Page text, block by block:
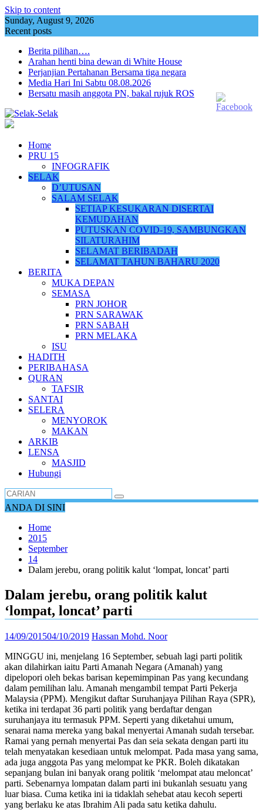
Skip to content
Sunday, August 9, 2026
Recent posts
Berita pilihan….
Arahan henti bina dewan di White House
Perjanjian Pertahanan Bersama tiga negara
Media Hari Ini Sabtu 08.08.2026
Bersatu masih anggota PN, bakal rujuk ROS
Home
PRU 15
INFOGRAFIK
SELAK
D’UTUSAN
SALAM SELAK
SETIAP KESUKARAN DISERTAI
KEMUDAHAN
PUTUSKAN COVID-19, SAMBUNGKAN
SILATURAHIM
SELAMAT BERIBADAH
SELAMAT TAHUN BAHARU 2020
BERITA
MUKA DEPAN
SEMASA
PRN JOHOR
PRN SARAWAK
PRN SABAH
PRN MELAKA
ISU
HADITH
PERIBAHASA
QURAN
TAFSIR
SANTAI
SELERA
MENYOROK
MAKAN
ARKIB
LENSA
MASJID
Hubungi
ANDA DI SINI
Home
2015
September
14
Dalam jerebu, orang politik kalut ‘lompat, loncat’ parti
Dalam jerebu, orang politik kalut
‘lompat, loncat’ parti
14/09/201504/10/2019 Hassan Mohd. Noor
MINGGU ini, menjelang 16 September, sebuah lagi parti politik
akan dilahirkan iaitu Parti Amanah Negara (Amanah) yang
dipelopori oleh bekas barisan kepemimpinan Pas yang kecundang
dalam pemilihan lalu. Amanah mengambil tempat Parti Pekerja
Malaysia (PPM). Mengikut daftar Suruhanjaya Pilihan Raya (SPR),
ketika ini terdapat 36 parti politik yang berdaftar dengan
suruhanjaya itu termasuk PPM. Seperti yang diketahui umum,
senarai nama mereka yang bakal menyertai Amanah sudah tersebar.
Ramai yang pernah menyertai Pas dan seia sekata dengan parti itu
telah menyatakan kesediaan­ untuk melompat. Pada masa yang sama,
ada juga anggota Pas yang melompat ke PKR. Boleh dikatakan
sepanjang bulan ini banyak­ orang politik ‘melompat atau meloncat’
parti. Sebenarnya lompatan­ dalam parti ini bukanlah sesuatu yang
luar biasa. Cuma ketika ini ia tidaklah sehebat atau kecoh seperti
yang berlaku ke atas Ibrahim Ali pada satu ketika dahulu.